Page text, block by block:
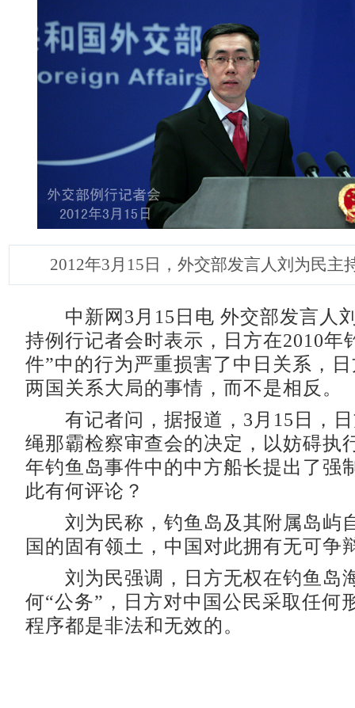
2012年3月15日，外交部发言人刘为民主
中新网3月15日电 外交部发言人
持例行记者会时表示，日方在2010年
件”中的行为严重损害了中日关系，
两国关系大局的事情，而不是相反。
有记者问，据报道，3月15日，日
绳那霸检察审查会的决定，以妨碍执
年钓鱼岛事件中的中方船长提出了强
此有何评论？
刘为民称，钓鱼岛及其附属岛屿
国的固有领土，中国对此拥有无可争
刘为民强调，日方无权在钓鱼岛
何“公务”，日方对中国公民采取任何
程序都是非法和无效的。